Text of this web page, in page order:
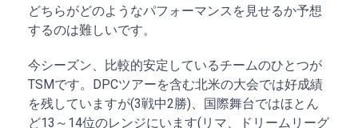
どちらがどのようなパフォーマンスを見せるか予想
するのは難しいです。
今シーズン、比較的安定しているチームのひとつが
TSMです。DPCツアーを含む北米の大会では好成績
を残していますが(3戦中2勝)、国際舞台ではほとん
ど13～14位のレンジにいます(リマ、ドリームリーグ